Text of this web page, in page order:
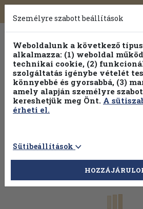
Toggle
navigation
Személyre szabott beállítások
Weboldalunk a következő
alkalmazza: (1) weboldal
technikai cookie, (2)
szolgáltatás igénybe vételét
könnyebbé és gyorsabbá, (3)
amely alapján személyre
kereshetjük meg Önt. A
érheti el.
Sütibeállítások